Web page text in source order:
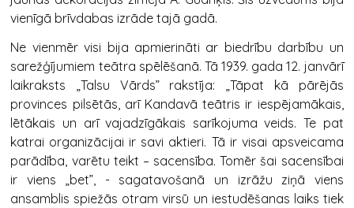
vienīgā brīvdabas izrāde tajā gadā.
Ne vienmēr visi bija apmierināti ar biedrību darbību un
sarežģījumiem teātra spēlēšanā. Tā 1939. gada 12. janvārī
laikraksts „Talsu Vārds” rakstīja: „Tāpat kā pārējās
provinces pilsētās, arī Kandavā teātris ir iespējamākais,
lētākais un arī vajadzīgākais sarīkojuma veids. Te pat
katrai organizācijai ir savi aktieri. Tā ir visai apsveicama
parādība, varētu teikt – sacensība. Tomēr šai sacensībai
ir viens „bet”, - sagatavošanā un izrāžu ziņā viens
ansamblis spiežās otram virsū un iestudēšanas laiks tiek